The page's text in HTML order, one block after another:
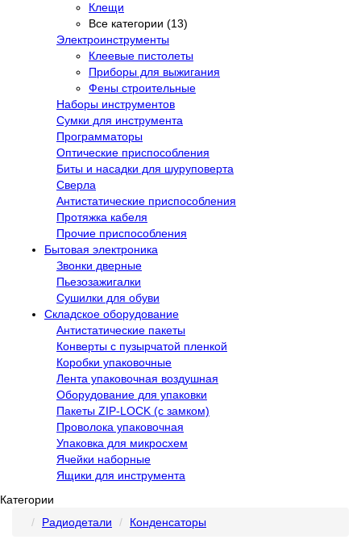
Клещи
Все категории (13)
Электроинструменты
Клеевые пистолеты
Приборы для выжигания
Фены строительные
Наборы инструментов
Сумки для инструмента
Программаторы
Оптические приспособления
Биты и насадки для шуруповерта
Сверла
Антистатические приспособления
Протяжка кабеля
Прочие приспособления
Бытовая электроника
Звонки дверные
Пьезозажигалки
Сушилки для обуви
Складское оборудование
Антистатические пакеты
Конверты с пузырчатой пленкой
Коробки упаковочные
Лента упаковочная воздушная
Оборудование для упаковки
Пакеты ZIP-LOCK (с замком)
Проволока упаковочная
Упаковка для микросхем
Ячейки наборные
Ящики для инструмента
Категории
Радиодетали
Конденсаторы